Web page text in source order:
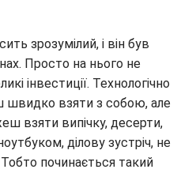
зрозумілий, і він був
Просто на нього не
інвестиції. Технологічно
швидко взяти з собою, але
взяти випічку, десерти,
ділову зустріч, не
починається такий